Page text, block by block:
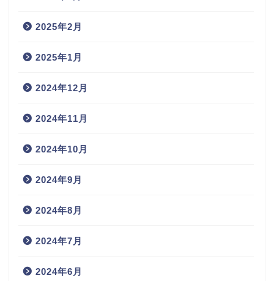
2025年2月
2025年1月
2024年12月
2024年11月
2024年10月
2024年9月
2024年8月
2024年7月
2024年6月